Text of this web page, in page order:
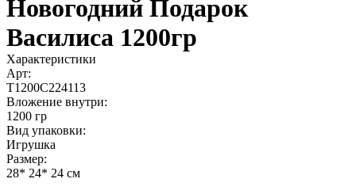
Новогодний Подарок
Василиса 1200гр
Характеристики
Арт:
Т1200С224113
Вложение внутри:
1200 гр
Вид упаковки:
Игрушка
Размер:
28* 24* 24 см